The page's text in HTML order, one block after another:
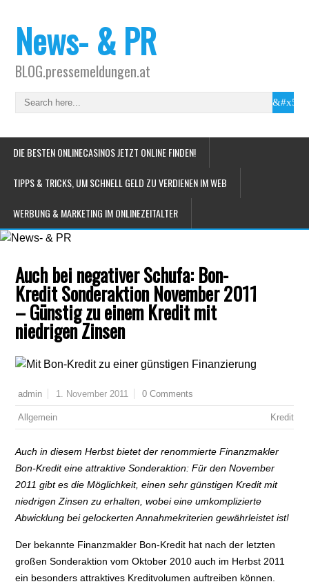
News- & PR
BLOG.pressemeldungen.at
DIE BESTEN ONLINECASINOS JETZT ONLINE FINDEN!
TIPPS & TRICKS, UM SCHNELL GELD ZU VERDIENEN IM WEB
WERBUNG & MARKETING IM ONLINEZEITALTER
Auch bei negativer Schufa: Bon-
Kredit Sonderaktion November 2011
– Günstig zu einem Kredit mit
niedrigen Zinsen
admin 1. November 2011 0 Comments
Allgemein Kredit
Auch in diesem Herbst bietet der renommierte Finanzmakler
Bon-Kredit eine attraktive Sonderaktion: Für den November
2011 gibt es die Möglichkeit, einen sehr günstigen Kredit mit
niedrigen Zinsen zu erhalten, wobei eine umkomplizierte
Abwicklung bei gelockerten Annahmekriterien gewährleistet ist!
Der bekannte Finanzmakler Bon-Kredit hat nach der letzten
großen Sonderaktion vom Oktober 2010 auch im Herbst 2011
ein besonders attraktives Kreditvolumen auftreiben können.